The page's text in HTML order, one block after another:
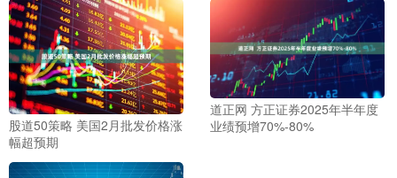
股道50策略 美国2月批发价格涨
幅超预期
道正网 方正证券2025年半年度
业绩预增70%-80%